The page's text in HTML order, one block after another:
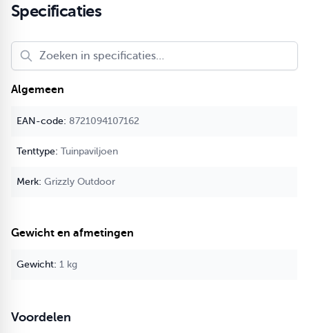
Specificaties
Algemeen
8721094107162
Tuinpaviljoen
Grizzly Outdoor
Gewicht en afmetingen
1 kg
Voordelen